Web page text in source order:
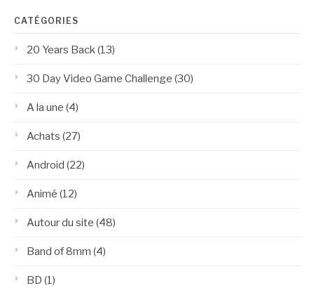
CATÉGORIES
20 Years Back(13)
30 Day Video Game Challenge (30)
A la une (4)
Achats (27)
Android (22)
Animé (12)
Autour du site (48)
Band of 8mm (4)
BD (1)